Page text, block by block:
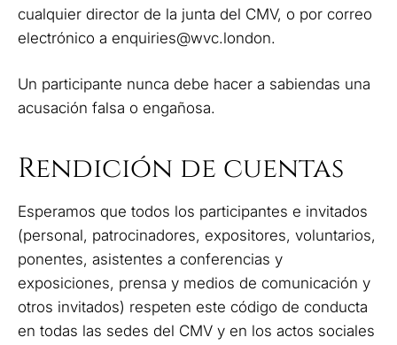
cualquier director de la junta del CMV, o por correo
electrónico a enquiries@wvc.london.
Un participante nunca debe hacer a sabiendas una
acusación falsa o engañosa.
Rendición de cuentas
Esperamos que todos los participantes e invitados
(personal, patrocinadores, expositores, voluntarios,
ponentes, asistentes a conferencias y
exposiciones, prensa y medios de comunicación y
otros invitados) respeten este código de conducta
en todas las sedes del CMV y en los actos sociales